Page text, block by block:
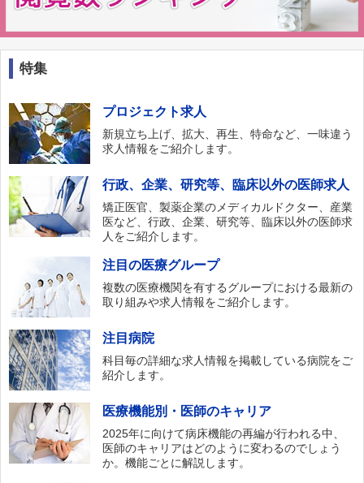
特集
プロジェクト求人
新規立ち上げ、拡大、再生、特命など、一味違う
求人情報をご紹介します。
行政、企業、研究等、臨床以外の医師求人
矯正医官、製薬企業のメディカルドクター、産業
医など、行政、企業、研究等、臨床以外の医師求
人をご紹介します。
注目の医療グループ
複数の医療機関を有するグループにおける最新の
取り組みや求人情報をご紹介します。
注目病院
科目毎の詳細な求人情報を掲載している病院をご
紹介します。
医療機能別・医師のキャリア
2025年に向けて病床機能の再編が行われる中、
医師のキャリアはどのように変わるのでしょう
か。機能ごとに解説します。